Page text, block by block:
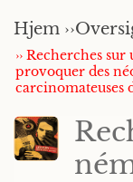
Hjem ››
›› Recherches
provoquer des
carcinomateuses